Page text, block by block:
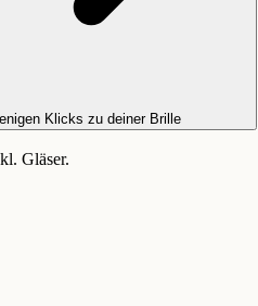
Klicks zu deiner Brille
Gläser.